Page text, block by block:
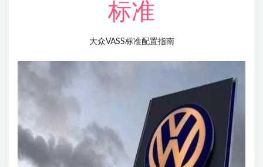
标准
大众VASS标准配置指南